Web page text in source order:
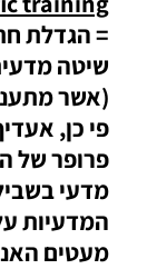
= הגדלת
שיטה
(אשר
פי כן,
פרופר של
מדעי
המדעיות
מעטים